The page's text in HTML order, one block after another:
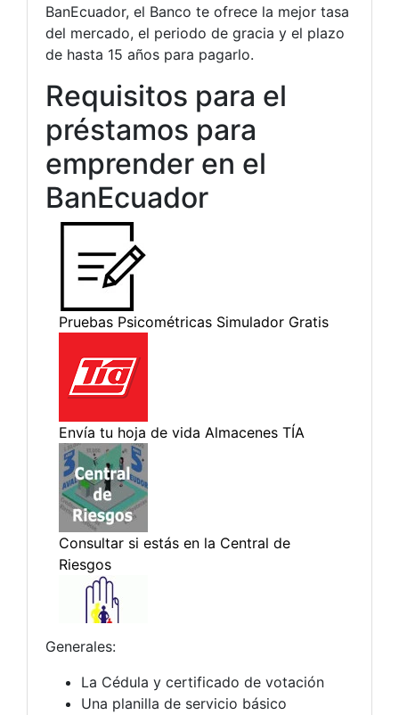
BanEcuador, el Banco te ofrece la mejor tasa
del mercado, el periodo de gracia y el plazo
de hasta 15 años para pagarlo.
Requisitos para el
préstamos para
emprender en el
BanEcuador
Generales:
La Cédula y certificado de votación
Una planilla de servicio básico